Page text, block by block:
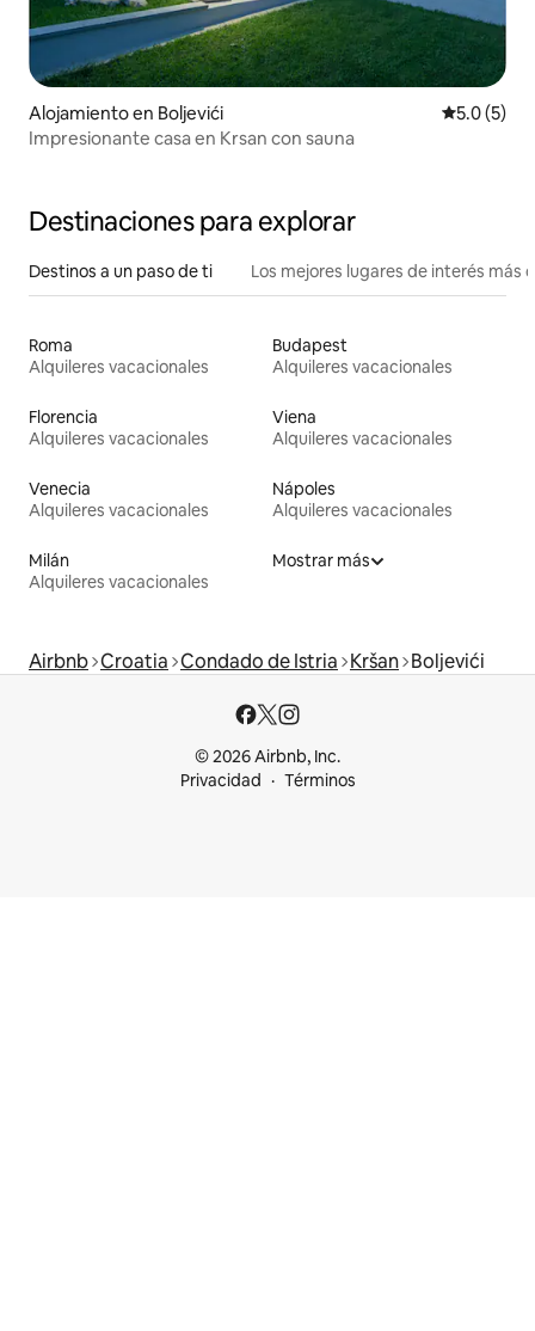
Alojamiento en Boljevići
5.0 (5)
Impresionante casa en Krsan con sauna
Destinaciones para explorar
Destinos a un paso de ti Los mejores lugares de interés más
Roma
Alquileres vacacionales
Budapest
Alquileres vacacionales
Florencia
Alquileres vacacionales
Viena
Alquileres vacacionales
Venecia
Alquileres vacacionales
Nápoles
Alquileres vacacionales
Milán
Alquileres vacacionales
Mostrar más
Airbnb Croatia Condado de Istria Kršan Boljevići
© 2026 Airbnb, Inc.
Privacidad
Términos